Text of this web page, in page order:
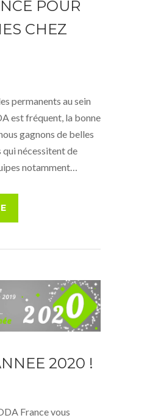
POUR
CHEZ
permanents au sein
est fréquent, la bonne
gagnons de belles
nécessitent de
notamment…
2020 !
France vous